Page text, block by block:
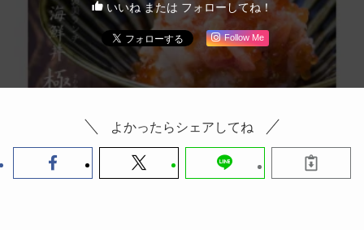
いいね または フォローしてね！
Follow Me
よかったらシェアしてね